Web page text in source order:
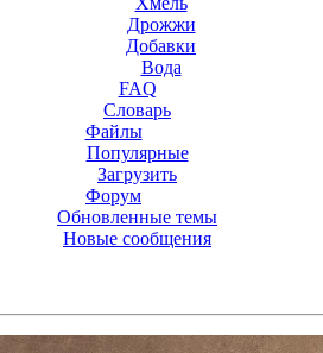
Дрожжи
Добавки
Вода
FAQ
Словарь
Файлы
Популярные
Загрузить
Форум
Обновленные темы
Новые сообщения